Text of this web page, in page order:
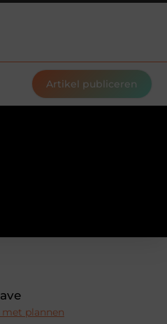
Artikel publiceren
plannen